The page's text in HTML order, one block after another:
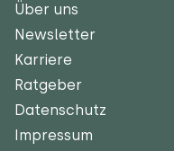
Über uns
Newsletter
Karriere
Ratgeber
Datenschutz
Impressum